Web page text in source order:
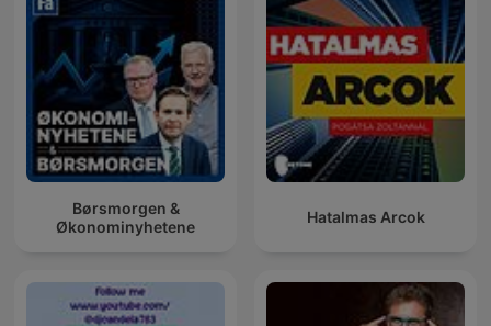
Børsmorgen &
Økonominyhetene
Hatalmas Arcok